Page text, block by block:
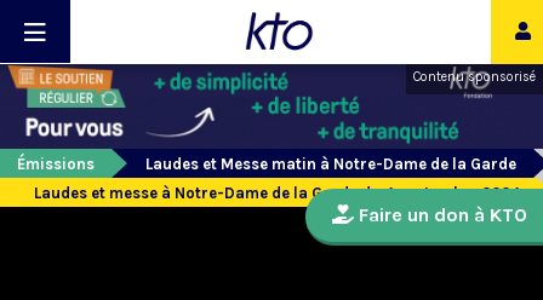
Contenu sponsorisé
Émissions
Laudes et Messe matin à Notre-Dame de la Garde
Laudes et messe à Notre-Dame de la Garde du 4 septembre 2024
Faire un don à KTO